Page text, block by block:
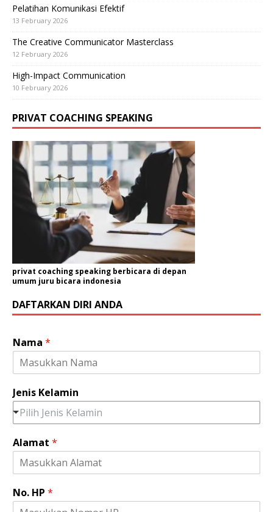
Pelatihan Komunikasi Efektif
13 February 2026
The Creative Communicator Masterclass
12 February 2026
High-Impact Communication
10 February 2026
PRIVAT COACHING SPEAKING
privat coaching speaking berbicara di depan
umum juru bicara indonesia
DAFTARKAN DIRI ANDA
Nama *
Jenis Kelamin
Pilih Jenis Kelamin
Alamat *
H
P
No. HP *